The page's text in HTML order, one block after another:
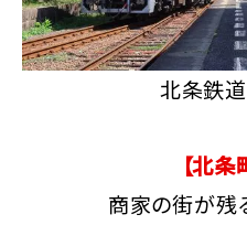
北条鉄
【北条
商家の街が残